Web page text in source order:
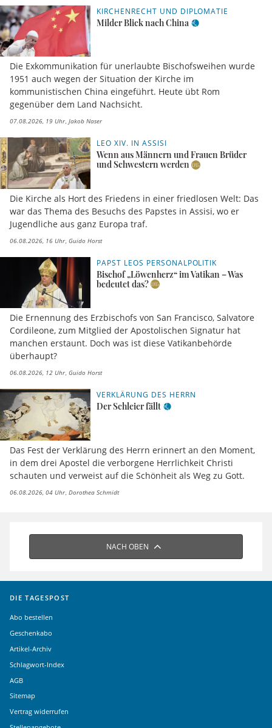
KIRCHENRECHT UND DIPLOMATIE
Milder Blick nach China
Die Exkommunikation für unerlaubte Bischofsweihen wurde
1951 auch wegen der Situation der Kirche im
kommunistischen China eingeführt. Heute übt Rom
gegenüber dem Land Nachsicht.
07.08.2026, 19 Uhr Jakob Naser
LEO XIV. IN ASSISI
Wenn aus Männern und Frauen Brüder
und Schwestern werden
Die Kirche als Hort des Friedens in einer friedlosen Welt: Das
war das Thema des Besuchs des Papstes in Assisi, wo er
Jugendliche aus ganz Europa traf.
06.08.2026, 16 Uhr Guido Horst
PAPST LEOS PERSONALPOLITIK
Bischof „Löwenherz“ im Vatikan – Was
bedeutet das?
Die Ernennung des Erzbischofs von San Francisco, Salvatore
Cordileone, zum Mitglied der Apostolischen Signatur hat
manchen erstaunt. Doch was ist diese Vatikanbehörde
überhaupt?
06.08.2026, 12 Uhr Guido Horst
VERKLÄRUNG DES HERRN
Der Schleier fällt
Das Fest der Verklärung des Herrn erinnert an den Moment,
in dem drei Apostel die verborgene Herrlichkeit Christi
schauten und verweist auf die Schönheit als Weg zu Gott.
06.08.2026, 04 Uhr Dorothea Schmidt
NACH OBEN
DIE TAGESPOST
Abo bestellen
Geschenkabo
Artikel-Archiv
Schlagwort-Index
AGB
Sitemap
Vertrag widerrufen